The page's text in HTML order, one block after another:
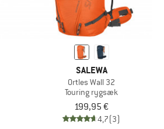
SALEWA
Ortles Wall 32
Touring rygsæk
199,95 €
4,7(3)